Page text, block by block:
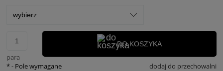
para
DO KOSZYKA
dodaj do przechowalni
*- Pole wymagane